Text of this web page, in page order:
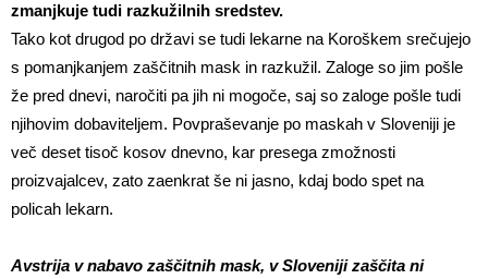
zmanjkuje tudi razkužilnih sredstev.
Tako kot drugod po državi se tudi lekarne na Koroškem srečujejo
s pomanjkanjem zaščitnih mask in razkužil. Zaloge so jim pošle
že pred dnevi, naročiti pa jih ni mogoče, saj so zaloge pošle tudi
njihovim dobaviteljem. Povpraševanje po maskah v Sloveniji je
več deset tisoč kosov dnevno, kar presega zmožnosti
proizvajalcev, zato zaenkrat še ni jasno, kdaj bodo spet na
policah lekarn.
Avstrija v nabavo zaščitnih mask, v Sloveniji zaščita ni